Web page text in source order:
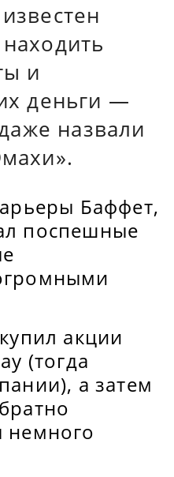
и
деньги —
назвали
Баффет,
поспешные
акции
(тогда
а затем
немного